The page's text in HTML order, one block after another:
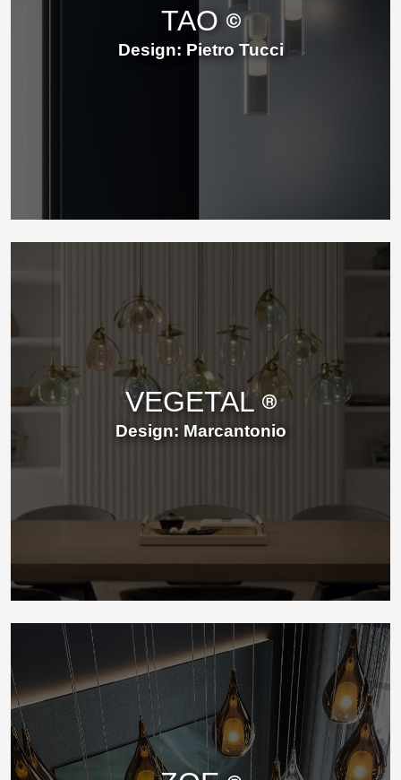
TAO
Design: Pietro Tucci
VEGETAL
Design: Marcantonio